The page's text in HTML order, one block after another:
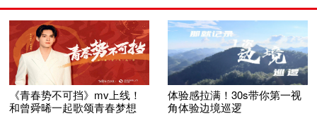
《青春势不可挡》mv上线！
和曾舜晞一起歌颂青春梦想
体验感拉满！30s带你第一视
角体验边境巡逻